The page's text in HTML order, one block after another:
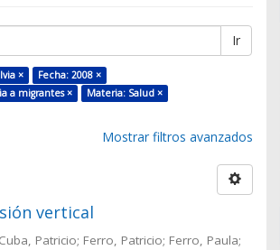
Ir
×
Fecha: 2008 ×
a migrantes ×
Materia: Salud ×
Mostrar filtros avanzados
vertical
Patricio; Ferro, Patricio; Ferro, Paula;